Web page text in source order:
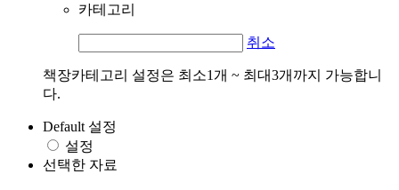
카테고리
취소
책장카테고리 설정은 최소1개 ~ 최대3개까지 가능합니
다.
Default 설정
설정
선택한 자료